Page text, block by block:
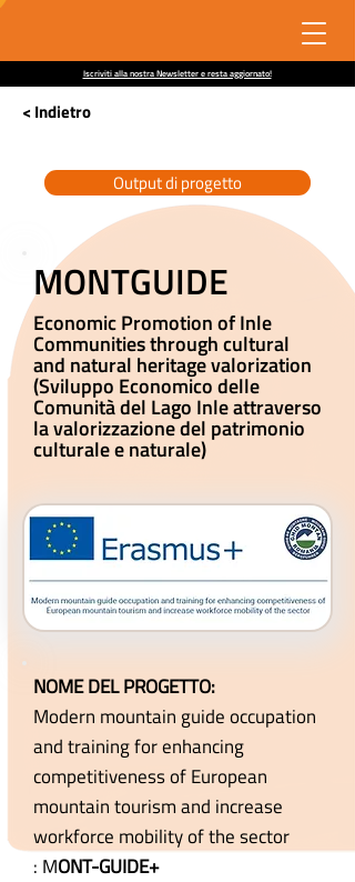
Iscriviti alla nostra Newsletter e resta aggiornato!
< Indietro
Output di progetto
MONTGUIDE
Economic Promotion of Inle
Communities through cultural
and natural heritage valorization
(Sviluppo Economico delle
Comunità del Lago Inle attraverso
la valorizzazione del patrimonio
culturale e naturale)
NOME DEL PROGETTO:
Modern mountain guide occupation
and training for enhancing
competitiveness of European
mountain tourism and increase
workforce mobility of the sector
: MONT-GUIDE+